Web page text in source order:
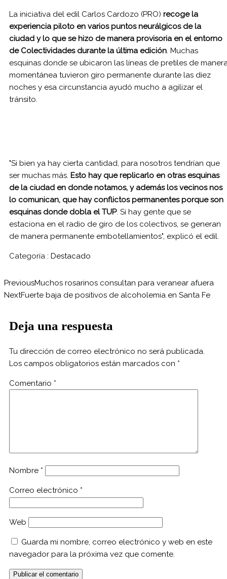
La iniciativa del edil Carlos Cardozo (PRO) recoge la
experiencia piloto en varios puntos neurálgicos de la
ciudad y lo que se hizo de manera provisoria en el entorno
de Colectividades durante la última edición. Muchas
esquinas donde se ubicaron las líneas de pretiles de
momentánea tuvieron giro permanente durante las diez
noches y esa circunstancia ayudó mucho a agilizar el
tránsito.
"Si bien ya hay cierta cantidad, para nosotros tendrían que
ser muchas más. Esto hay que replicarlo en otras esquinas
de la ciudad en donde notamos, y además los vecinos nos
lo comunican, que hay conflictos permanentes porque son
esquinas donde dobla el TUP. Si hay gente que se
estaciona en el radio de giro de los colectivos, se generan
de manera permanente embotellamientos", explicó el edil.
Categoría : Destacado
PreviousMuchos rosarinos consultan para veranear afuera
NextFuerte baja de positivos de alcoholemia en Santa Fe
Deja una respuesta
Tu dirección de correo electrónico no será publicada.
Los campos obligatorios están marcados con *
Comentario *
Nombre *
Correo electrónico *
Web
Guarda mi nombre, correo electrónico y web en este
navegador para la próxima vez que comente.